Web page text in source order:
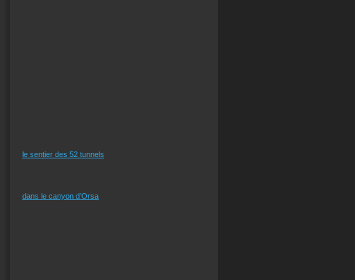
le sentier des 52 tunnels
dans le canyon d'Orsa